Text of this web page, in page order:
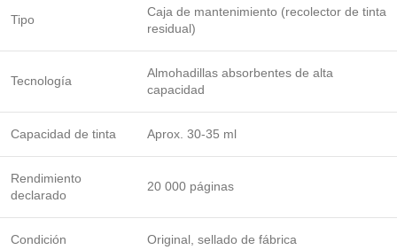
Tipo
Caja de mantenimiento (recolector de tinta
residual)
Tecnología
Almohadillas absorbentes de alta
capacidad
Capacidad de tinta Aprox. 30-35 ml
Rendimiento
declarado
20 000 páginas
Condición Original, sellado de fábrica